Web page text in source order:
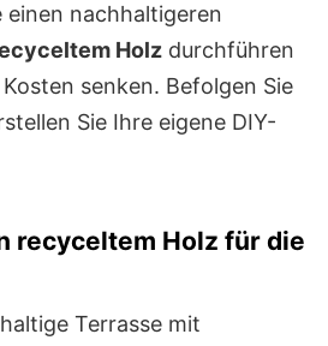
einen nachhaltigeren
Holz durchführen
senken. Befolgen Sie
Sie Ihre eigene DIY-
recyceltem Holz für die
Terrasse mit